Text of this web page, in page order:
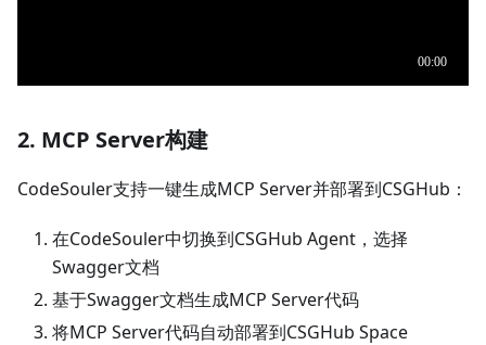
2. MCP Server构建
CodeSouler支持一键生成MCP Server并部署到CSGHub：
在CodeSouler中切换到CSGHub Agent，选择
Swagger文档
基于Swagger文档生成MCP Server代码
将MCP Server代码自动部署到CSGHub Space